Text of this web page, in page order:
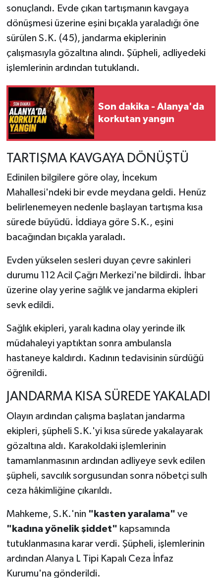
sonuçlandı. Evde çıkan tartışmanın kavgaya
dönüşmesi üzerine eşini bıçakla yaraladığı öne
sürülen S.K. (45), jandarma ekiplerinin
çalışmasıyla gözaltına alındı. Şüpheli, adliyedeki
işlemlerinin ardından tutuklandı.
Son dakika - Alanya'da
korkutan yangın
TARTIŞMA KAVGAYA DÖNÜŞTÜ
Edinilen bilgilere göre olay, İncekum
Mahallesi'ndeki bir evde meydana geldi. Henüz
belirlenemeyen nedenle başlayan tartışma kısa
sürede büyüdü. İddiaya göre S.K., eşini
bacağından bıçakla yaraladı.
Evden yükselen sesleri duyan çevre sakinleri
durumu 112 Acil Çağrı Merkezi'ne bildirdi. İhbar
üzerine olay yerine sağlık ve jandarma ekipleri
sevk edildi.
Sağlık ekipleri, yaralı kadına olay yerinde ilk
müdahaleyi yaptıktan sonra ambulansla
hastaneye kaldırdı. Kadının tedavisinin sürdüğü
öğrenildi.
JANDARMA KISA SÜREDE YAKALADI
Olayın ardından çalışma başlatan jandarma
ekipleri, şüpheli S.K.'yi kısa sürede yakalayarak
gözaltına aldı. Karakoldaki işlemlerinin
tamamlanmasının ardından adliyeye sevk edilen
şüpheli, savcılık sorgusundan sonra nöbetçi sulh
ceza hâkimliğine çıkarıldı.
Mahkeme, S.K.'nin "kasten yaralama" ve
"kadına yönelik şiddet" kapsamında
tutuklanmasına karar verdi. Şüpheli, işlemlerinin
ardından Alanya L Tipi Kapalı Ceza İnfaz
Kurumu'na gönderildi.